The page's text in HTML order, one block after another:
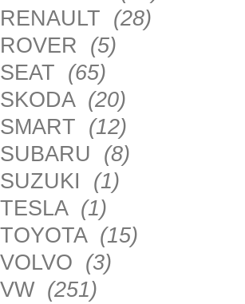
RENAULT (28)
ROVER (5)
SEAT (65)
SKODA (20)
SMART (12)
SUBARU (8)
SUZUKI (1)
TESLA (1)
TOYOTA (15)
VOLVO (3)
VW (251)